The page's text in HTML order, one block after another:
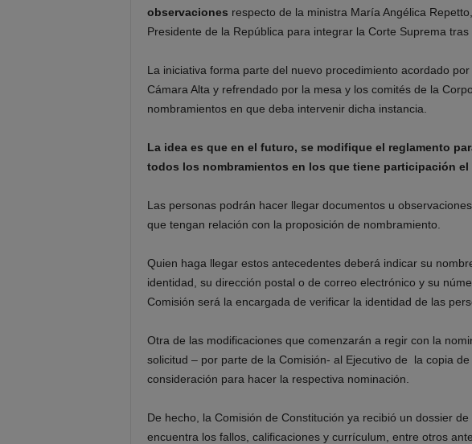
observaciones respecto de la ministra María Angélica
Presidente de la República para integrar la Corte Suprema
La iniciativa forma parte del nuevo procedimiento acordado
Cámara Alta y refrendado por la mesa y los comités de la
nombramientos en que deba intervenir dicha instancia.
La idea es que en el futuro, se modifique el reglamento
todos los nombramientos en los que tiene participación el
Las personas podrán hacer llegar documentos u
que tengan relación con la proposición de nombramiento.
Quien haga llegar estos antecedentes deberá indicar su
identidad, su dirección postal o de correo electrónico y su
Comisión será la encargada de verificar la identidad de las
Otra de las modificaciones que comenzarán a regir con la
solicitud – por parte de la Comisión- al Ejecutivo de la copia
consideración para hacer la respectiva nominación.
De hecho, la Comisión de Constitución ya recibió un dossier
encuentra los fallos, calificaciones y currículum, entre otros